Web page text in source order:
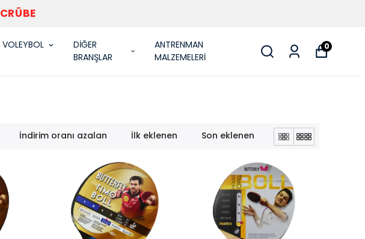
VOLEYBOL
DİĞER
BRANŞLAR
ANTRENMAN
MALZEMELERİ
0
İndirim oranı azalan İlk eklenen Son eklenen